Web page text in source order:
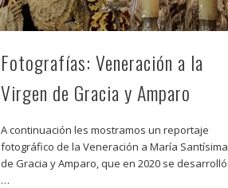
Fotografías: Veneración a la
Virgen de Gracia y Amparo
A continuación les mostramos un reportaje
fotográfico de la Veneración a María Santísima
de Gracia y Amparo, que en 2020 se desarrolló
…